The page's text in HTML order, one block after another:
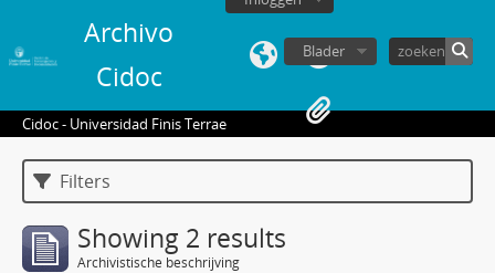
Archivo
Cidoc
Blader
Cidoc - Universidad Finis Terrae
Filters
Showing 2 results
Archivistische beschrijving